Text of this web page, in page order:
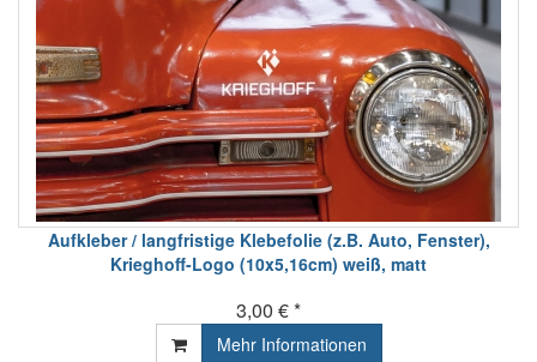
Aufkleber / langfristige Klebefolie (z.B. Auto, Fenster),
Krieghoff-Logo (10x5,16cm) weiß, matt
3,00 € *
Mehr Informationen